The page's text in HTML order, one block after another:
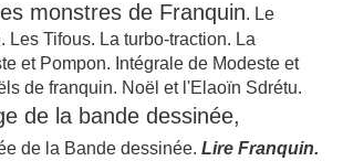
monstres de Franquin. Le
Les Tifous. La turbo-traction. La
et Pompon. Intégrale de Modeste et
de franquin. Noël et l'Elaoïn Sdrétu.
de la bande dessinée,
de la Bande dessinée. Lire Franquin.